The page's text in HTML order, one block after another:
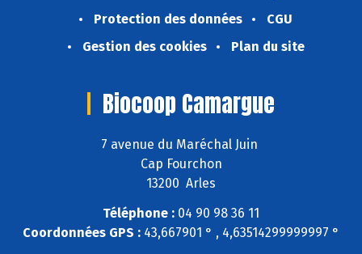
Protection des données
CGU
Gestion des cookies
Plan du site
Biocoop Camargue
7 avenue du Maréchal Juin
Cap Fourchon
13200 Arles
Téléphone : 04 90 98 36 11
Coordonnées GPS : 43,667901 ° , 4,63514299999997 °